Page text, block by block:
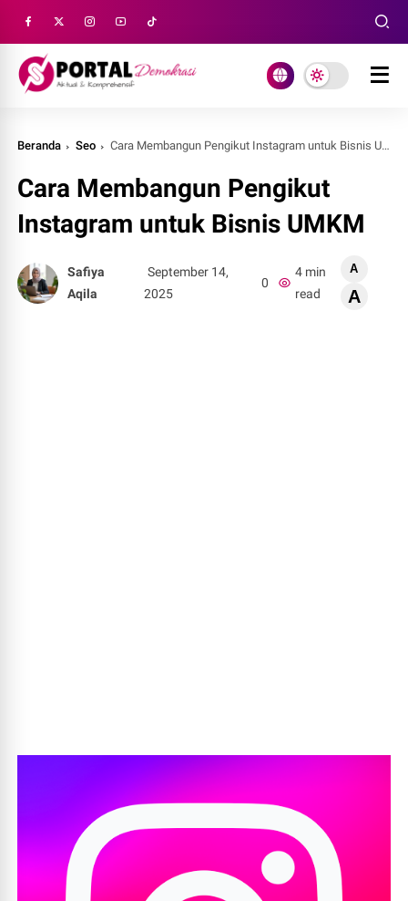
Beranda Seo Cara Membangun Pengikut Instagram untuk Bisnis UMKM
Cara Membangun Pengikut
Instagram untuk Bisnis UMKM
Safiya
Aqila
September 14,
2025
0
4 min
read
A
A